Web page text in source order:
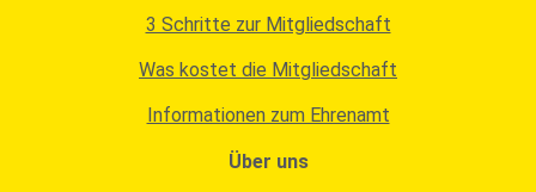
3 Schritte zur Mitgliedschaft
Was kostet die Mitgliedschaft
Informationen zum Ehrenamt
Über uns